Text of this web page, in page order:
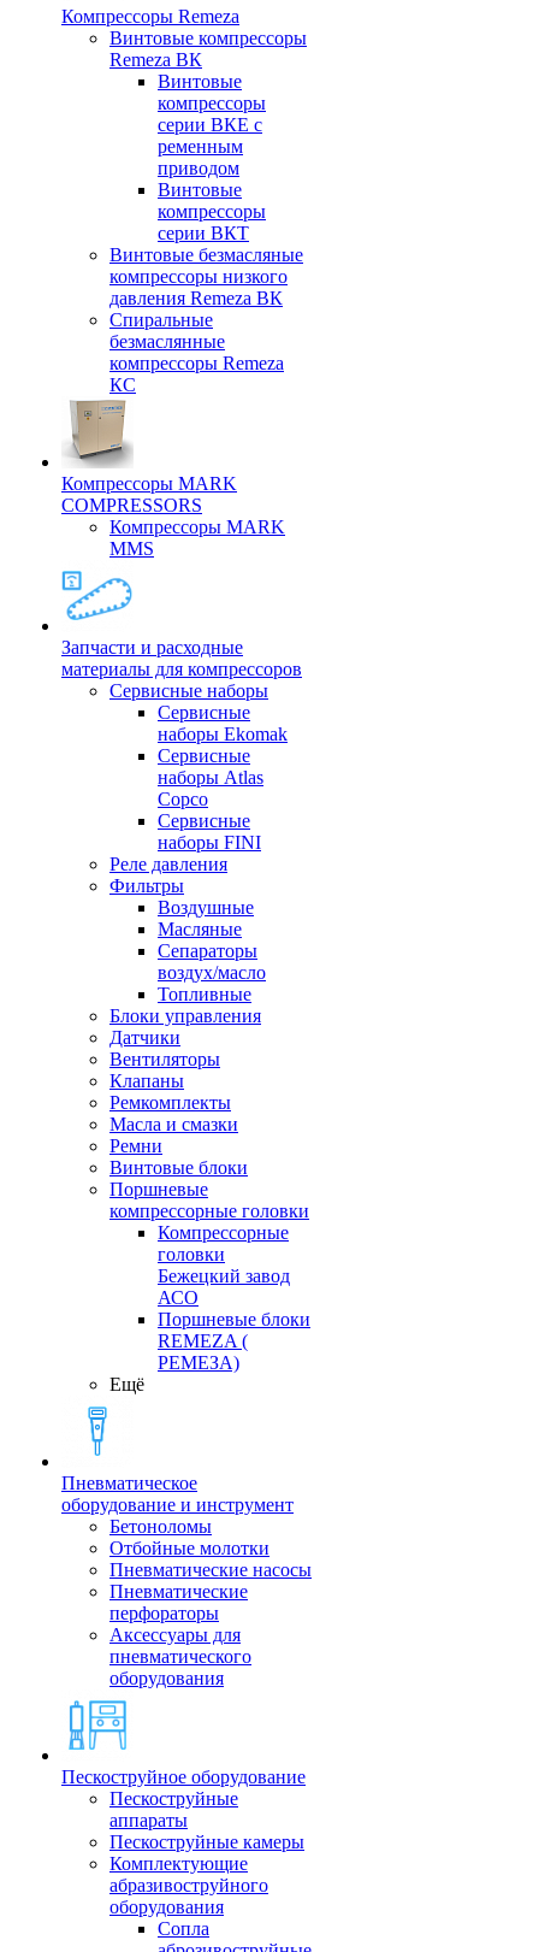
Компрессоры Remeza
Винтовые компрессоры
Remeza ВК
Винтовые
компрессоры
серии ВКЕ с
ременным
приводом
Винтовые
компрессоры
серии ВКТ
Винтовые безмасляные
компрессоры низкого
давления Remeza ВК
Спиральные
безмаслянные
компрессоры Remeza
КС
Компрессоры MARK
COMPRESSORS
Компрессоры MARK
MMS
Запчасти и расходные
материалы для компрессоров
Cервисные наборы
Сервисные
наборы Ekomak
Cервисные
наборы Atlas
Copco
Сервисные
наборы FINI
Реле давления
Фильтры
Воздушные
Масляные
Сепараторы
воздух/масло
Топливные
Блоки управления
Датчики
Вентиляторы
Клапаны
Ремкомплекты
Масла и смазки
Ремни
Винтовые блоки
Поршневые
компрессорные головки
Компрессорные
головки
Бежецкий завод
АСО
Поршневые блоки
REMEZA (
РЕМЕЗА)
Ещё
Пневматическое
оборудование и инструмент
Бетоноломы
Отбойные молотки
Пневматические насосы
Пневматические
перфораторы
Аксессуары для
пневматического
оборудования
Пескоструйное оборудование
Пескоструйные
аппараты
Пескоструйные камеры
Комплектующие
абразивоструйного
оборудования
Сопла